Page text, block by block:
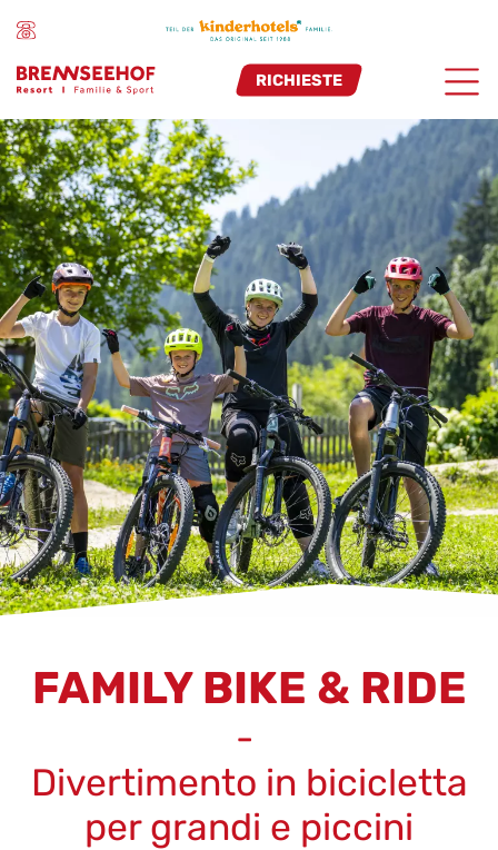
RICHIESTE
FAMILY BIKE & RIDE
-
Divertimento in bicicletta
per grandi e piccini